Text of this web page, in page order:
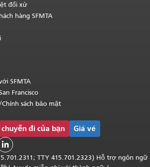
đối xử
hàng SFMTA
SFMTA
Francisco
sách bảo mật
đi của bạn Giá vé

TTY 415.701.2323) Hỗ trợ ngôn ngữ